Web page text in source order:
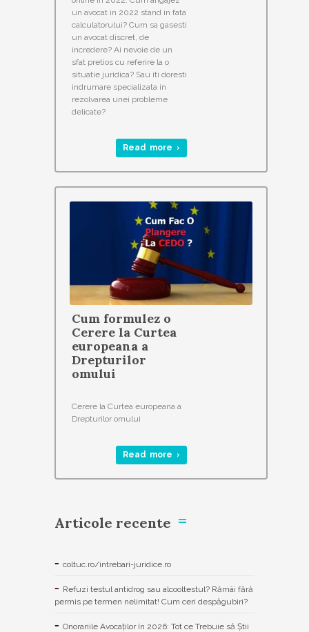
un avocat in 2022 stand in fata
calculatorului? Cum sa gasesti
un avocat discret, de
incredere? Ai nevoie de un
sfat pretios cu referire la o
situatie juridica? Sau iti doresti
indrumare specializata in
rezolvarea unei probleme
delicate?
Read more ›
Cum formulez o
Cerere la Curtea
europeana a
Drepturilor
omului
Cerere la Curtea europeana a
Drepturilor omului
Read more ›
Articole recente
coltuc.ro/intrebari-juridice.ro
Refuzi testul antidrog sau alcooltestul? Rămâi fără
permis pe termen nelimitat! Cum ceri despăgubiri?
Onorariile Avocaților în 2026: Tot ce Trebuie să Știi